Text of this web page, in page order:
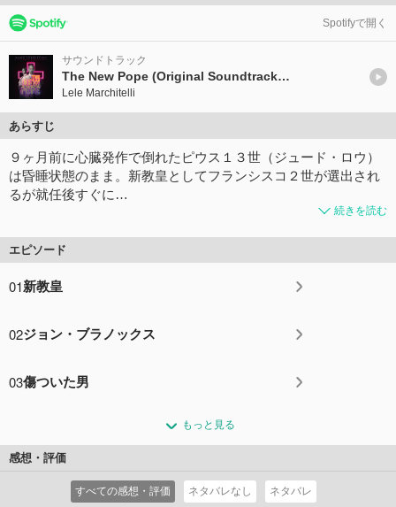
Spotifyで開く
サウンドトラック
The New Pope (Original Soundtrack from the HBO Series)
Lele Marchitelli
あらすじ
９ヶ月前に心臓発作で倒れたピウス１３世（ジュード・ロウ）
は昏睡状態のまま。新教皇としてフランシスコ２世が選出され
るが就任後すぐに…
続きを読む
エピソード
01新教皇
02ジョン・ブラノックス
03傷ついた男
もっと見る
感想・評価
すべての感想・評価 ネタバレなし ネタバレ